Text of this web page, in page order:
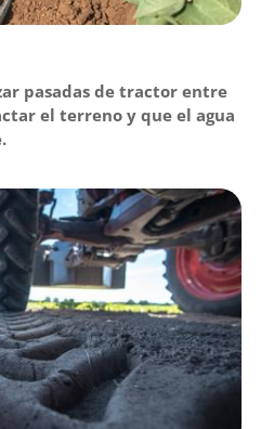
pasadas de tractor entre
el terreno y que el agua